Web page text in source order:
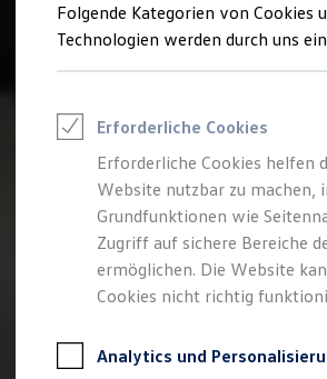
Saisonangebote
Reifenpakete
Leasing
Leasing-Angebote
Elektroauto Leasing
Kleinwagen-Leasing
Leasing ohne Anzahlung
Finanzierung
Autokredit mit
Versicherungen und Garantien
Kfz-Versicherung
Garantien
Professional Class bei
Folgende Kategorien von Cookies
Technologien werden durch uns
Erforderliche Cookies
Erforderliche Cookies helfen
Website nutzbar zu machen,
Grundfunktionen wie
Zugriff auf sichere Bereiche
ermöglichen. Die Website
Cookies nicht richtig
Analytics und